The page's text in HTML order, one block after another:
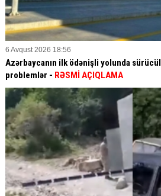
6 Avqust 2026 18:56
Azərbaycanın ilk ödənişli yolunda
problemlər - RƏSMİ AÇIQLAMA